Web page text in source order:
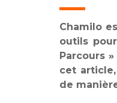
Chamilo
outils
Parcours
cet
de